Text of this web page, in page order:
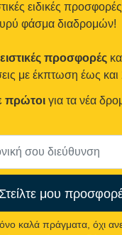
ειδικές
φάσμα διαδρομών!
προσφορές
με έκπτωση έως και
πρώτοι για τα νέα
Στείλτε μου
καλά πράγματα, όχι